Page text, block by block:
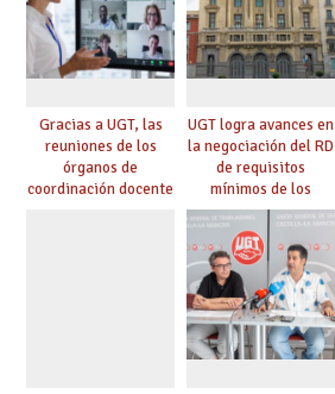
Gracias a UGT, las
reuniones de los
órganos de
coordinación docente
UGT logra avances en
la negociación del RD
de requisitos
mínimos de los
centros educativos y
exige al Ministerio
que los compromisos
se materialicen con
la mayor agilidad
posible